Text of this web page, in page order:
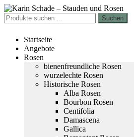
Zur
Navigation
springen
Zum
Inhalt
springen
Suchen
nach:
Suchen
Startseite
Angebote
Rosen
bienenfreundliche Rosen
wurzelechte Rosen
Historische Rosen
Alba Rosen
Bourbon Rosen
Centifolia
Damascena
Gallica